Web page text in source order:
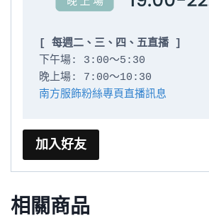
[ 每週二、三、四、五直播 ]
下午場: 3:00～5:30
南方服飾粉絲專頁直播訊息
加入好友
相關商品